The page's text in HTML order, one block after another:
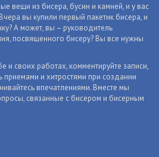
вещи из бисера, бусин и камней, и у вас
вы купили первый пакетик бисера, и
А может, вы – руководитель
посвященного бисеру? Вы все нужны
и своих работах, комментируйте записи,
приемами и хитростями при создании
впечатлениями. Вместе мы
связанные с бисером и бисерным